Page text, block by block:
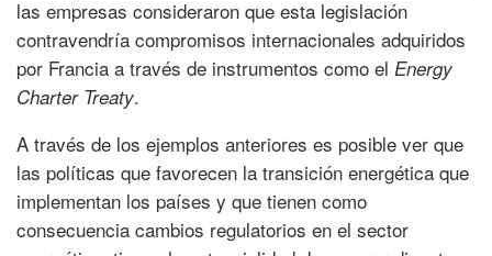
las empresas consideraron que esta legislación
contravendría compromisos internacionales adquiridos
por Francia a través de instrumentos como el Energy
Charter Treaty.
A través de los ejemplos anteriores es posible ver que
las políticas que favorecen la transición energética que
implementan los países y que tienen como
consecuencia cambios regulatorios en el sector